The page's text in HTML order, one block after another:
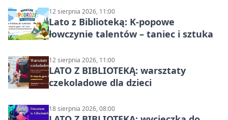
12 sierpnia 2026, 11:00
Lato z Biblioteką: K-popowe
łowczynie talentów – taniec i sztuka
12 sierpnia 2026, 11:00
LATO Z BIBLIOTEKĄ: warsztaty
czekoladowe dla dzieci
18 sierpnia 2026, 08:00